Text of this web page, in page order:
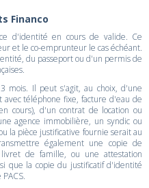
Financo
d'identité en cours de valide. Ce
et le co-emprunteur le cas échéant.
du passeport ou d'un permis de
mois. Il peut s'agit, au choix, d'une
téléphone fixe, facture d'eau de
cours), d'un contrat de location ou
agence immobilière, un syndic ou
la pièce justificative fournie serait au
également une copie de
de famille, ou une attestation
que la copie du justificatif d'identité